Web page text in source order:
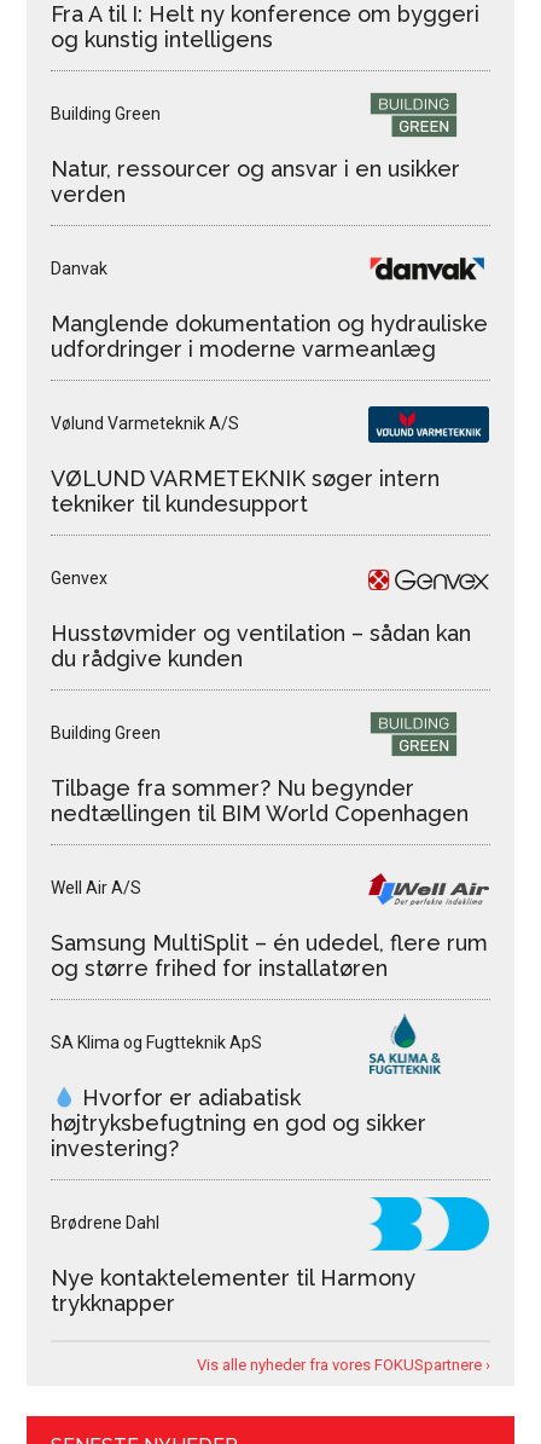
Fra A til I: Helt ny konference om byggeri
og kunstig intelligens
Building Green
Natur, ressourcer og ansvar i en usikker
verden
Danvak
Manglende dokumentation og hydrauliske
udfordringer i moderne varmeanlæg
Vølund Varmeteknik A/S
VØLUND VARMETEKNIK søger intern
tekniker til kundesupport
Genvex
Husstøvmider og ventilation – sådan kan
du rådgive kunden
Building Green
Tilbage fra sommer? Nu begynder
nedtællingen til BIM World Copenhagen
Well Air A/S
Samsung MultiSplit – én udedel, flere rum
og større frihed for installatøren
SA Klima og Fugtteknik ApS
Hvorfor er adiabatisk
højtryksbefugtning en god og sikker
investering?
Brødrene Dahl
Nye kontaktelementer til Harmony
trykknapper
Vis alle nyheder fra vores FOKUSpartnere ›